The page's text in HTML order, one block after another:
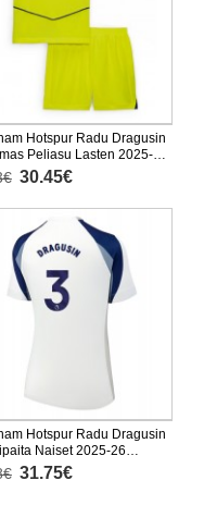
Hotspur Radu Dragusin
Peliasu Lasten 2025-26
(+ Lyhyet housut)
30.45€
Hotspur Radu Dragusin
Naiset 2025-26
31.75€